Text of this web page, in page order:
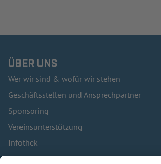
ÜBER UNS
Wer wir sind & wofür wir stehen
Geschäftsstellen und Ansprechpartner
Sponsoring
Vereinsunterstützung
Infothek
Kontakt